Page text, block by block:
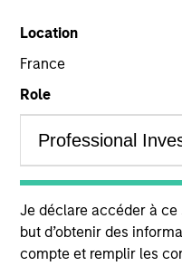
Location
France
Role
Je déclare accéder à ce
but d’obtenir des
compte et remplir les
Years
TEAM
Portfolio Solutions Group